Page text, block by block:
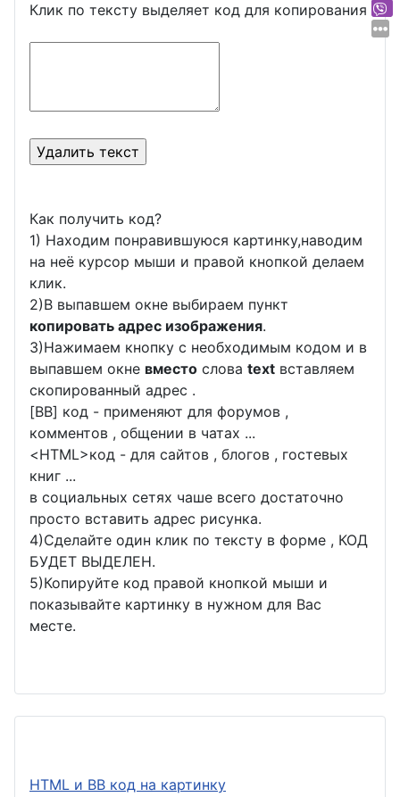
Клик по тексту выделяет код для копирования
Как получить код?
1) Находим понравившуюся картинку,наводим
на неё курсор мыши и правой кнопкой делаем
клик.
2)В выпавшем окне выбираем пункт
копировать адрес изображения.
3)Нажимаем кнопку с необходимым кодом и в
выпавшем окне вместо слова text вставляем
скопированный адрес .
[BB] код - применяют для форумов ,
комментов , общении в чатах ...
<HTML>код - для сайтов , блогов , гостевых
книг ...
в социальных сетях чаше всего достаточно
просто вставить адрес рисунка.
4)Сделайте один клик по тексту в форме , КОД
БУДЕТ ВЫДЕЛЕН.
5)Копируйте код правой кнопкой мыши и
показывайте картинку в нужном для Вас
месте.
HTML и BB код на картинку